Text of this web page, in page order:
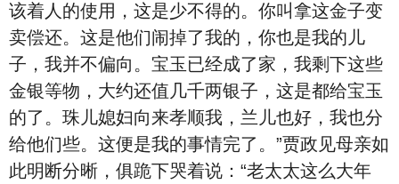
该着人的使用，这是少不得的。你叫拿这金子变
卖偿还。这是他们闹掉了我的，你也是我的儿
子，我并不偏向。宝玉已经成了家，我剩下这些
金银等物，大约还值几千两银子，这是都给宝玉
的了。珠儿媳妇向来孝顺我，兰儿也好，我也分
给他们些。这便是我的事情完了。”贾政见母亲如
此明断分晰，俱跪下哭着说：“老太太这么大年